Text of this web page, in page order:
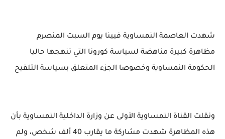
شهدت العاصمة النمساوية فيينا يوم السبت المنصرم
مظاهرة كبيرة مناهضة لسياسة كورونا التي تنهجها حاليا
الحكومة النمساوية وخصوصا الجزء المتعلق بسياسة التلقيح
ونقلت القناة النمساوية الأولى عن وزارة الداخلية النمساوية بأن
هذه المظاهرة شهدت مشاركة ما يقارب 40 ألف شخص، ولم